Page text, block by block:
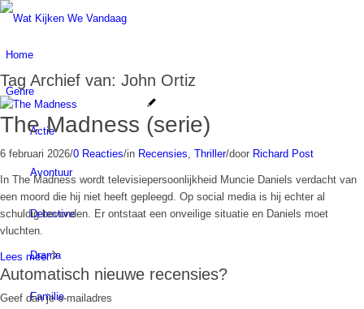
Home
Genre
Actie
Avontuur
Detective
Drama
Familie
Tag Archief van: John Ortiz
The Madness (serie)
6 februari 2026/0 Reacties/in Recensies, Thriller/door Richard Post
In The Madness wordt televisiepersoonlijkheid Muncie Daniels verdacht van
een moord die hij niet heeft gepleegd. Op social media is hij echter al
schuldig bevonden. Er ontstaat een onveilige situatie en Daniels moet
vluchten.
Lees meer
Automatisch nieuwe recensies?
Geef dan je e-mailadres